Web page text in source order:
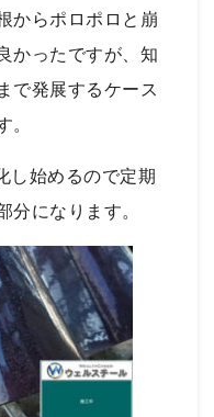
からポロポロと崩
かったですが、知
で発展するケース
。
し始めるので定期
分になります。